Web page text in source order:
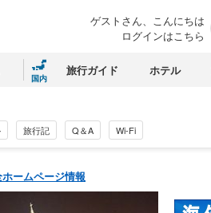
ゲストさん、 こんにちは
ログインはこちら
国内
旅行ガイド ホテル
旅行記 Q＆A Wi-Fi
ームページ情報